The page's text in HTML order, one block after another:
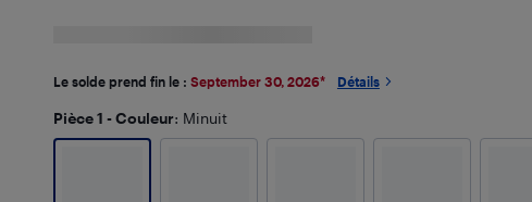
Le solde prend fin le : September 30, 2026* Détails
Pièce 1 - Couleur: Minuit